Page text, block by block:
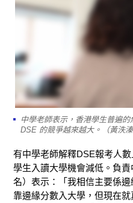
中學老師表示，香港學生普遍
DSE 的競爭越來越大。（黃泆溱
有中學老師解釋DSE報考人
學生入讀大學機會減低。負
名）表示：「我相信主要係
靠邊緣分數入大學，但現在